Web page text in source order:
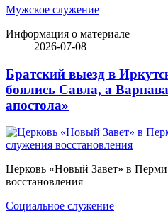
Мужское служение
Информация о материале
2026-07-08
Братский выезд в
боялись Савла, а
апостола»
Церковь «Новый Завет» в
восстановления
Социальное служение